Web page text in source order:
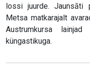
lossi juurde. Jaunsāti
Metsa matkarajalt
Austrumkursa lainjad
küngastikuga.